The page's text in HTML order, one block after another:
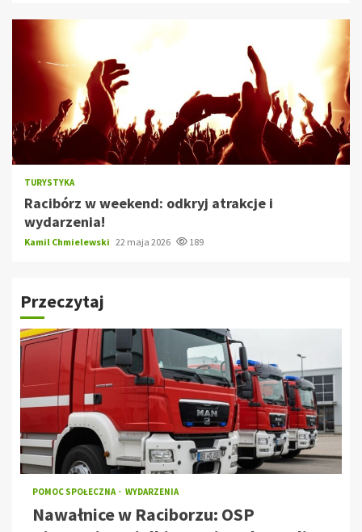
TURYSTYKA
Racibórz w weekend: odkryj atrakcje i
wydarzenia!
Kamil Chmielewski 22 maja 2026 189
Przeczytaj
POMOC SPOŁECZNA WYDARZENIA
Nawałnice w Raciborzu: OSP